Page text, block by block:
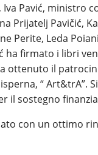
Iva Pavić, ministro
Prijatelj Pavičić,
Perite, Leda
ha firmato i libri
ottenuto il
“ Art&trA”.
il sostegno
con un ottimo